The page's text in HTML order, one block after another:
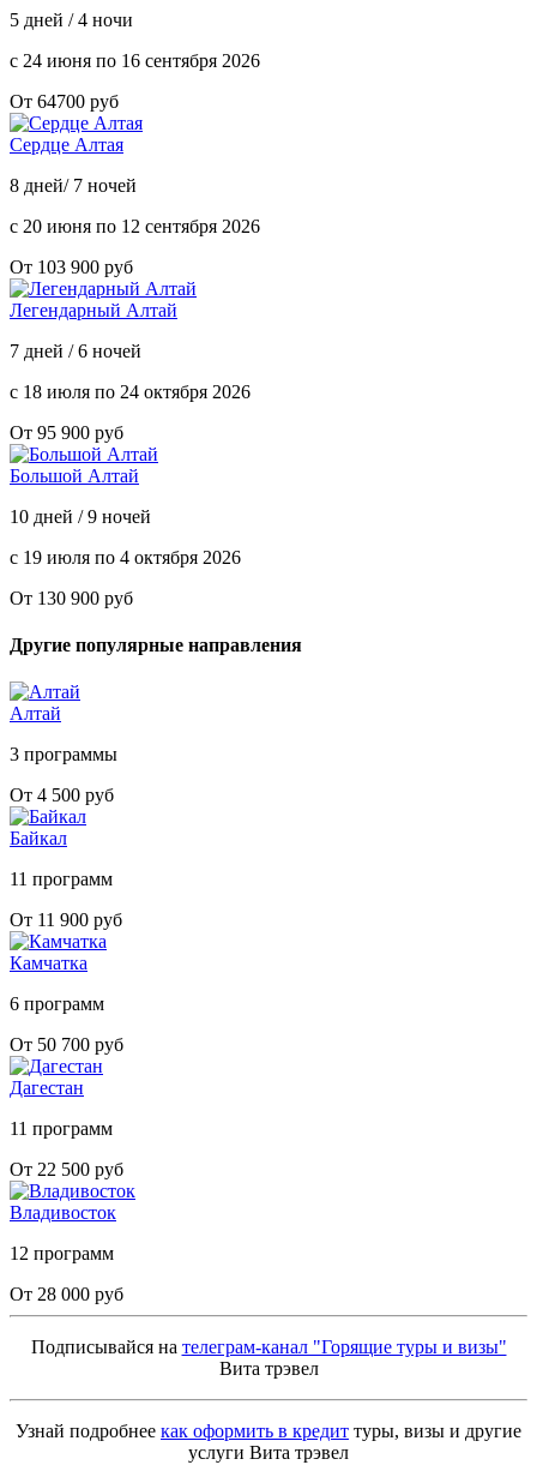
5 дней / 4 ночи
с 24 июня по 16 сентября 2026
От 64700 руб
Сердце Алтая
8 дней/ 7 ночей
с 20 июня по 12 сентября 2026
От 103 900 руб
Легендарный Алтай
7 дней / 6 ночей
с 18 июля по 24 октября 2026
От 95 900 руб
Большой Алтай
10 дней / 9 ночей
с 19 июля по 4 октября 2026
От 130 900 руб
Другие популярные направления
Алтай
3 программы
От 4 500 руб
Байкал
11 программ
От 11 900 руб
Камчатка
6 программ
От 50 700 руб
Дагестан
11 программ
От 22 500 руб
Владивосток
12 программ
От 28 000 руб
Подписывайся на телеграм-канал "Горящие туры и визы"
Вита трэвел
Узнай подробнее как оформить в кредит туры, визы и другие
услуги Вита трэвел